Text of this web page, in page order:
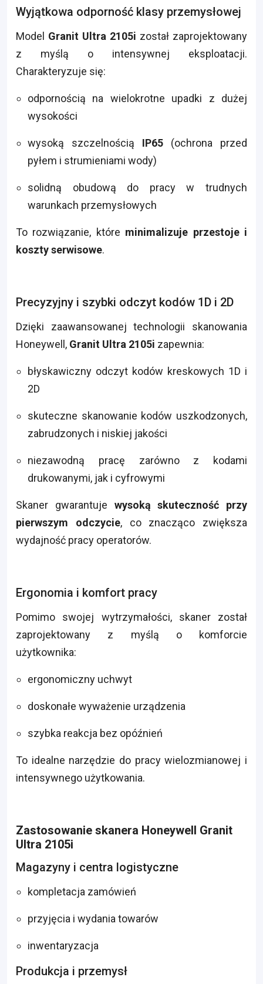
Wyjątkowa odporność klasy przemysłowej
Model Granit Ultra 2105i został zaprojektowany
z myślą o intensywnej eksploatacji.
Charakteryzuje się:
odpornością na wielokrotne upadki z dużej
wysokości
wysoką szczelnością IP65 (ochrona przed
pyłem i strumieniami wody)
solidną obudową do pracy w trudnych
warunkach przemysłowych
To rozwiązanie, które minimalizuje przestoje i
koszty serwisowe.
Precyzyjny i szybki odczyt kodów 1D i 2D
Dzięki zaawansowanej technologii skanowania
Honeywell, Granit Ultra 2105i zapewnia:
błyskawiczny odczyt kodów kreskowych 1D i
2D
skuteczne skanowanie kodów uszkodzonych,
zabrudzonych i niskiej jakości
niezawodną pracę zarówno z kodami
drukowanymi, jak i cyfrowymi
Skaner gwarantuje wysoką skuteczność przy
pierwszym odczycie, co znacząco zwiększa
wydajność pracy operatorów.
Ergonomia i komfort pracy
Pomimo swojej wytrzymałości, skaner został
zaprojektowany z myślą o komforcie
użytkownika:
ergonomiczny uchwyt
doskonałe wyważenie urządzenia
szybka reakcja bez opóźnień
To idealne narzędzie do pracy wielozmianowej i
intensywnego użytkowania.
Zastosowanie skanera Honeywell Granit
Ultra 2105i
Magazyny i centra logistyczne
kompletacja zamówień
przyjęcia i wydania towarów
inwentaryzacja
Produkcja i przemysł